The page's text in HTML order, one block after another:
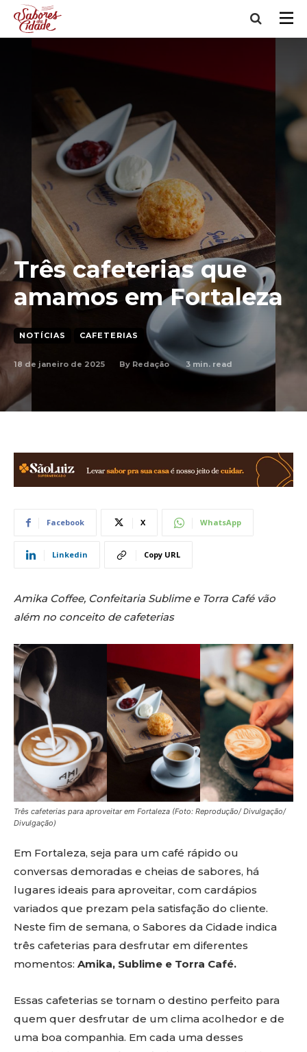
Três cafeterias que
amamos em Fortaleza
NOTÍCIAS CAFETERIAS
18 de janeiro de 2025 By Redação 3 min. read
Facebook X WhatsApp
Linkedin Copy URL
Amika Coffee, Confeitaria Sublime e Torra Café vão
além no conceito de cafeterias
Três cafeterias para aproveitar em Fortaleza (Foto: Reprodução/ Divulgação/
Divulgação)
Em Fortaleza, seja para um café rápido ou
conversas demoradas e cheias de sabores, há
lugares ideais para aproveitar, com cardápios
variados que prezam pela satisfação do cliente.
Neste fim de semana, o Sabores da Cidade indica
três cafeterias para desfrutar em diferentes
momentos: Amika, Sublime e Torra Café.
Essas cafeterias se tornam o destino perfeito para
quem quer desfrutar de um clima acolhedor e de
uma boa companhia. Em cada uma desses